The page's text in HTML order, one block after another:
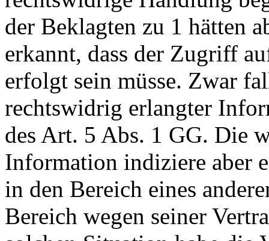
der Beklagten zu 1 hätten
erkannt, dass der Zugriff
erfolgt sein müsse. Zwar
rechtswidrig erlangter
des Art. 5 Abs. 1 GG. Die
Information indiziere aber
in den Bereich eines
Bereich wegen seiner